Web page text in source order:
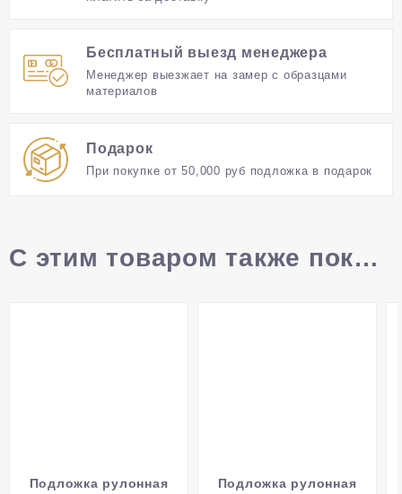
Бесплатный выезд менеджера
Менеджер выезжает на замер с образцами
материалов
Подарок
При покупке от 50,000 руб подложка в подарок
С этим товаром также покупают
Подложка рулонная
Подложка рулонная